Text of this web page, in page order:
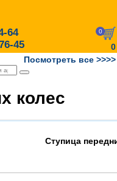
64
45
0
0
Посмотреть все >>>>
колес
Ступица